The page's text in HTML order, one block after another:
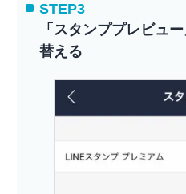
STEP3
「スタンププレビュ
替える